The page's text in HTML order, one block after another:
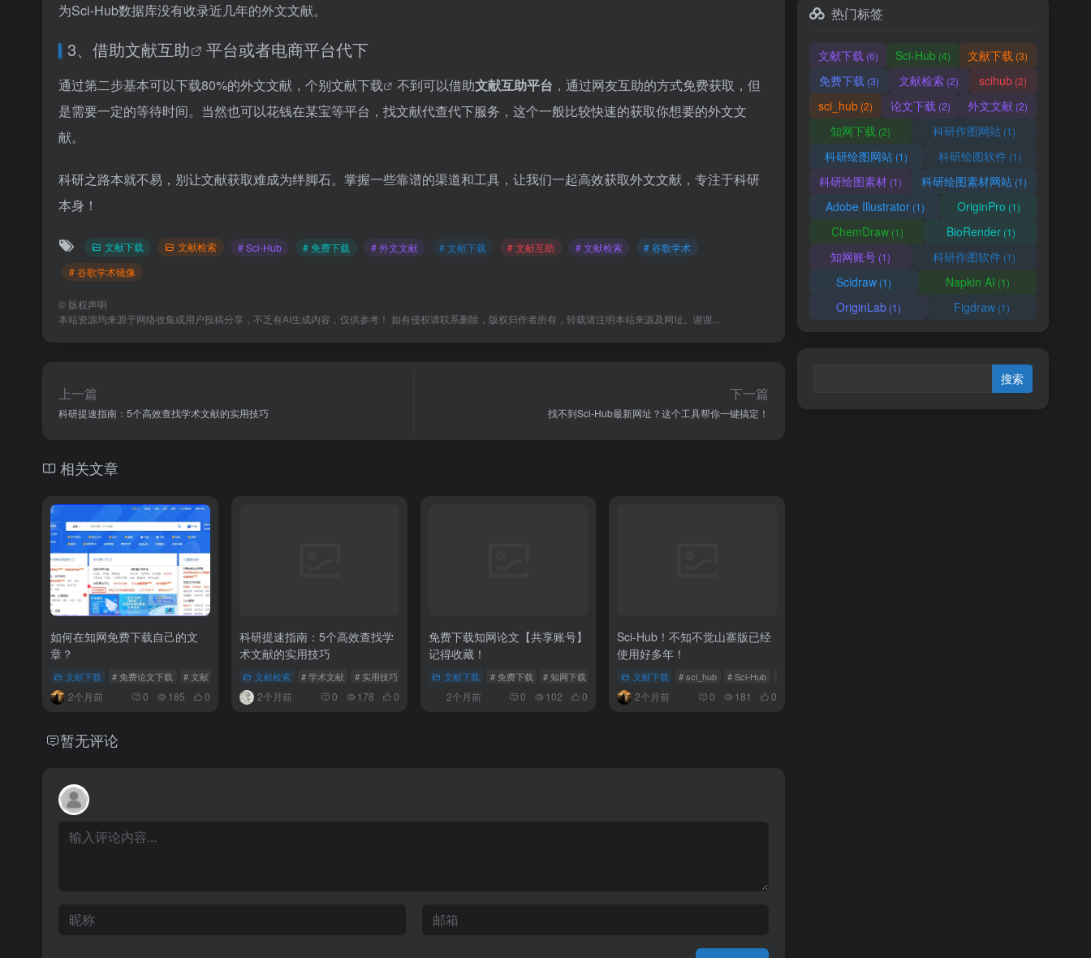
为Sci-Hub数据库没有收录近几年的外文文献。
3、借助文献互助 平台或者电商平台代下
通过第二步基本可以下载80%的外文文献，个别文献下载 不到可以借助文献互助平台 ，通过网友互助的方式免费获取，但
是需要一定的等待时间。当然也可以花钱在某宝等平台，找文献代查代下服务，这个一般比较快速的获取你想要的外文文
献。
科研之路本就不易，别让文献获取难成为绊脚石。掌握一些靠谱的渠道和工具，让我们一起高效获取外文文献，专注于科研
本身！
文献下载 文献检索 # Sci-Hub # 免费下载 # 外文文献 # 文献下载 # 文献互助 # 文献检索
# 谷歌学术
# 谷歌学术镜像
© 版权声明
本站资源均来源于网络收集或用户投稿分享，不乏有AI生成内容，仅供参考！ 如有侵权请联系删除，版权归作者所有，转载请注明本站来源及网址。谢谢...
上一篇
科研提速指南：5个高效查找学术文献的实用技巧
下一篇
找不到Sci-Hub最新网址？这个工具帮你一键搞定！
相关文章
如何在知网免费下载自己的文
章？
文献下载 # 免费论文下载 # 文献下载 # 知网下载
2个月前 0 185 0
科研提速指南：5个高效查找学
术文献的实用技巧
文献检索 # 学术文献 # 实用技巧 # 科研指南
2个月前 0 178 0
免费下载知网论文【共享账号】
记得收藏！
文献下载 # 免费下载 # 知网下载 # 知网账号
2个月前 0 102 0
Sci-Hub！不知不觉山寨版已经
使用好多年！
文献下载 # sci_hub # Sci-Hub
2个月前 0 181 0
暂无评论
热门标签
文献下载 (6) Sci-Hub(4) 文献下载 (3)
免费下载 (3) 文献检索 (2) scihub(2)
sci_hub(2) 论文下载 (2) 外文文献 (2)
知网下载 (2) 科研作图网站 (1)
科研绘图网站 (1) 科研绘图软件 (1)
科研绘图素材 (1) 科研绘图素材网站 (1)
Adobe Illustrator (1) OriginPro (1)
ChemDraw(1) BioRender(1)
知网账号 (1) 科研作图软件 (1)
Scidraw (1) Napkin AI (1)
OriginLab(1) Figdraw (1)